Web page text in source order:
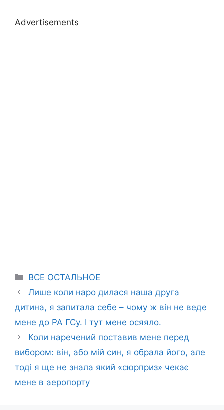
Advertisements
Categories
ВСЕ ОСТАЛЬНОЕ
Лише коли наро дилася наша друга
дитина, я запитала себе – чому ж він не веде
мене до РА ГСу. І тут мене осяяло.
Коли наречений поставив мене перед
вибором: він, або мій син, я обрала його, але
тоді я ще не знала який «сюрприз» чекає
мене в аеропорту